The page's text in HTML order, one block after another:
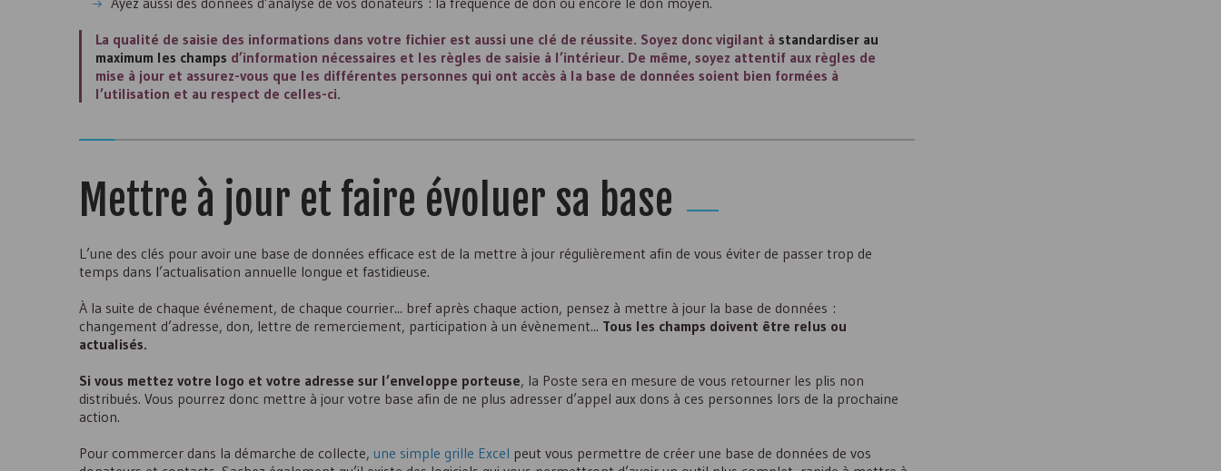
La qualité de saisie des informations dans votre fichier est aussi une clé de réussite. Soyez donc vigilant à standardiser au
maximum les champs d’information nécessaires et les règles de saisie à l’intérieur. De même, soyez attentif aux règles de
mise à jour et assurez-vous que les différentes personnes qui ont accès à la base de données soient bien formées à
l’utilisation et au respect de celles-ci.
Mettre à jour et faire évoluer sa base
L’une des clés pour avoir une base de données efficace est de la mettre à jour régulièrement afin de vous éviter de passer trop de
temps dans l’actualisation annuelle longue et fastidieuse.
À la suite de chaque événement, de chaque courrier... bref après chaque action, pensez à mettre à jour la base de données :
changement d’adresse, don, lettre de remerciement, participation à un évènement... Tous les champs doivent être relus ou
actualisés.
Si vous mettez votre logo et votre adresse sur l’enveloppe porteuse, la Poste sera en mesure de vous retourner les plis non
distribués. Vous pourrez donc mettre à jour votre base afin de ne plus adresser d’appel aux dons à ces personnes lors de la prochaine
action.
Pour commercer dans la démarche de collecte, une simple grille Excel peut vous permettre de créer une base de données de vos